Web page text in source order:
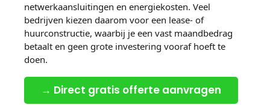
netwerkaansluitingen en energiekosten. Veel
bedrijven kiezen daarom voor een lease- of
huurconstructie, waarbij je een vast maandbedrag
betaalt en geen grote investering vooraf hoeft te
doen.
→ Direct gratis offerte aanvragen